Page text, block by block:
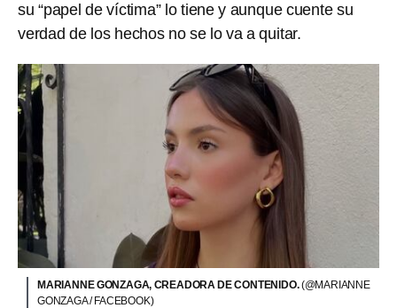
su “papel de víctima” lo tiene y aunque cuente su
verdad de los hechos no se lo va a quitar.
MARIANNE GONZAGA, CREADORA DE CONTENIDO.(@MARIANNE
GONZAGA / FACEBOOK)